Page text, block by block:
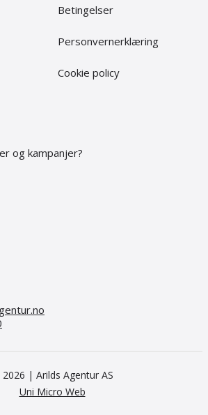
Betingelser
Personvernerklæring
Cookie policy
og kampanjer?
| Arilds Agentur AS
Uni Micro Web